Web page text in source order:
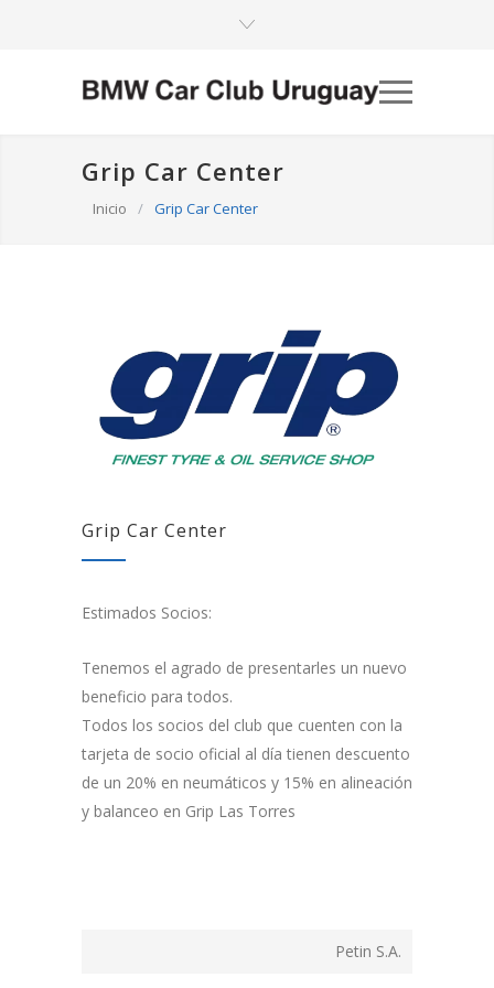
Grip Car Center
Inicio / Grip Car Center
Grip Car Center
Estimados Socios:
Tenemos el agrado de presentarles un nuevo
beneficio para todos.
Todos los socios del club que cuenten con la
tarjeta de socio oficial al día tienen descuento
de un 20% en neumáticos y 15% en alineación
y balanceo en Grip Las Torres
Petin S.A.